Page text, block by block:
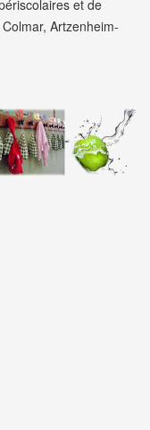
et de
Artzenheim-